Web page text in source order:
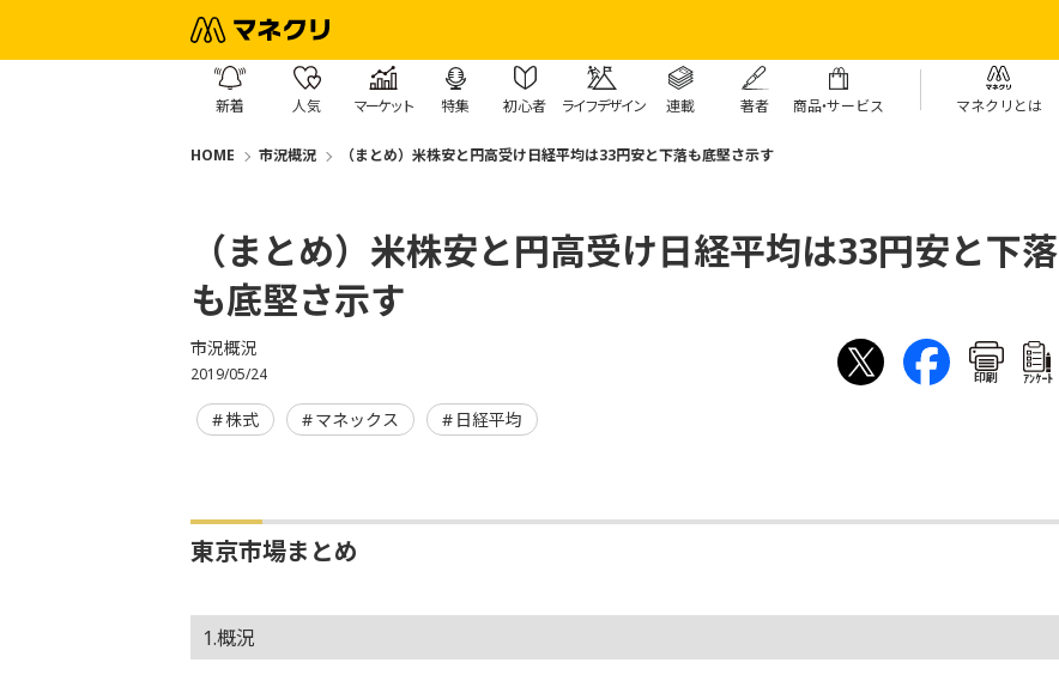
新着 人気 マーケット 特集 初心者 ライフデザイン 連載 著者 商品・サービス マネクリとは
HOME 市況概況 （まとめ）米株安と円高受け日経平均は33円安と下落も底堅さ示す
（まとめ）米株安と円高受け日経平均は33円安と下落
も底堅さ示す
市況概況
2019/05/24 印刷 ｱﾝｹｰﾄ
株式 マネックス 日経平均
東京市場まとめ
1.概況